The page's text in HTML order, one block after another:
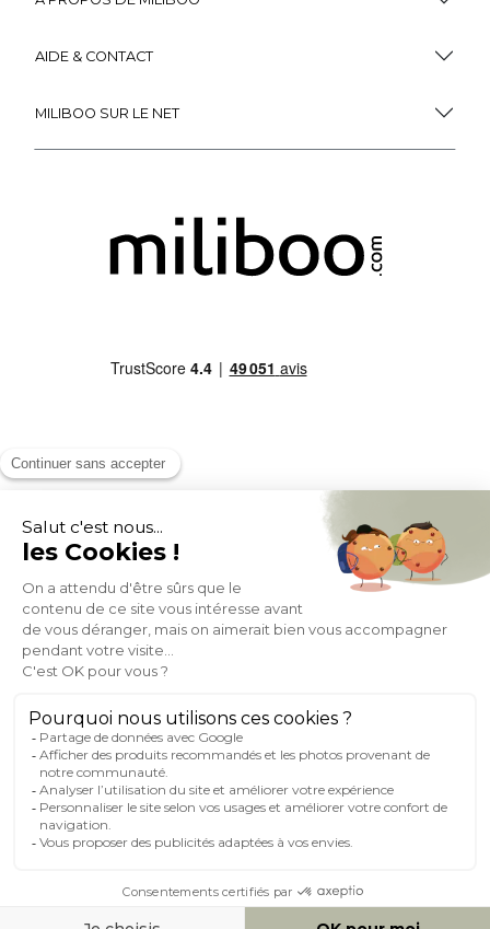
AIDE & CONTACT
MILIBOO SUR LE NET
MOYENS DE PAIEMENT
FRANCE
© 2007-2026 Miliboo
Tous droits réservés